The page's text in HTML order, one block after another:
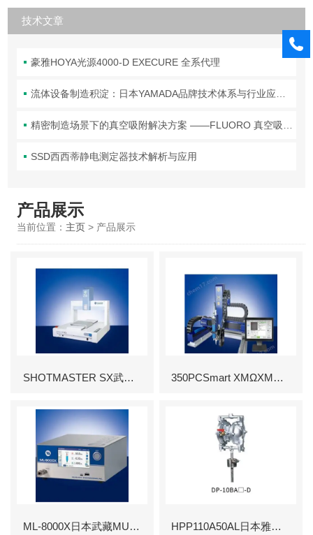
技术文章
豪雅HOYA光源4000-D EXECURE 全系代理
流体设备制造积淀：日本YAMADA品牌技术体系与行业应用解析
精密制造场景下的真空吸附解决方案 ——FLUORO 真空吸笔头技术解析
SSD西西蒂静电测定器技术解析与应用
产品展示
当前位置： 主页> 产品展示
SHOTMASTER SX武藏MUSASHI 台式涂布机械臂 350PCSmart XMΩXMUSASHI/武藏PC控制图像识别机械臂
ML-8000X日本武藏MUSASHI数字控制点胶机 HPP110A50AL日本雅玛达YAMADA往复泵